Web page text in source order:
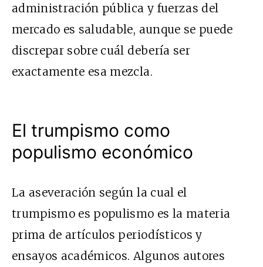
administración pública y fuerzas del
mercado es saludable, aunque se puede
discrepar sobre cuál debería ser
exactamente esa mezcla.
El trumpismo como
populismo económico
La aseveración según la cual el
trumpismo es populismo es la materia
prima de artículos periodísticos y
ensayos académicos. Algunos autores